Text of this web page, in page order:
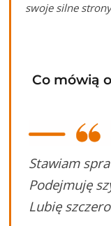
swoje silne
Co mówią
Stawiam
Podejmuję
Lubię